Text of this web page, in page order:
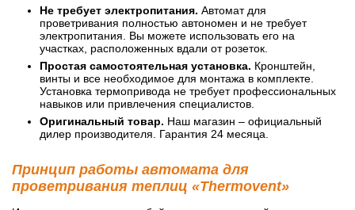
Не требует электропитания. Автомат для
проветривания полностью автономен и не требует
электропитания. Вы можете использовать его на
участках, расположенных вдали от розеток.
Простая самостоятельная установка. Кронштейн,
винты и все необходимое для монтажа в комплекте.
Установка термопривода не требует профессиональных
навыков или привлечения специалистов.
Оригинальный товар. Наш магазин – официальный
дилер производителя. Гарантия 24 месяца.
Принцип работы автомата для
проветривания теплиц «Thermovent»